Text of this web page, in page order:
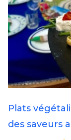
Plats
des saveurs